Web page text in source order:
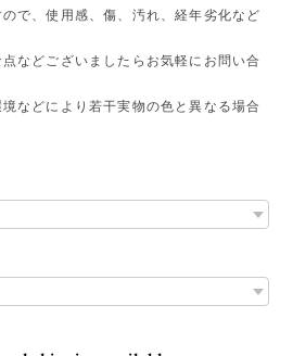
で、使用感、傷、汚れ、経年劣化など
などございましたらお気軽にお問い合
などにより若干実物の色と異なる場合